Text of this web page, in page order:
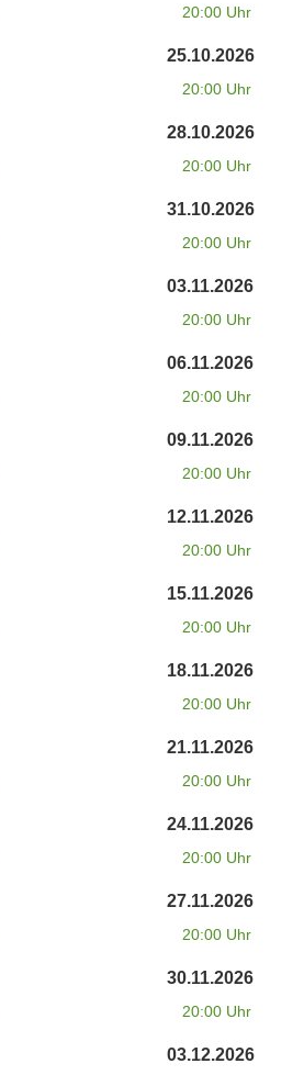
20:00 Uhr
25.10.2026
20:00 Uhr
28.10.2026
20:00 Uhr
31.10.2026
20:00 Uhr
03.11.2026
20:00 Uhr
06.11.2026
20:00 Uhr
09.11.2026
20:00 Uhr
12.11.2026
20:00 Uhr
15.11.2026
20:00 Uhr
18.11.2026
20:00 Uhr
21.11.2026
20:00 Uhr
24.11.2026
20:00 Uhr
27.11.2026
20:00 Uhr
30.11.2026
20:00 Uhr
03.12.2026